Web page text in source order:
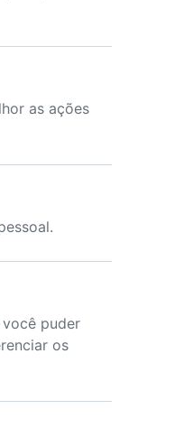
as ações
você puder
os